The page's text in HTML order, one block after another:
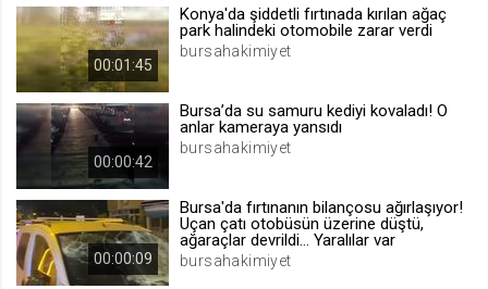
.web.tv
Oturum doğrulama verisi
channelCategories
.web.tv
1 yıl
00:01:45
Konya'da şiddetli fırtınada kırılan ağaç
park halindeki otomobile zarar verdi
bursahakimiyet
00:00:42
Bursa’da su samuru kediyi kovaladı! O
anlar kameraya yansıdı
bursahakimiyet
00:00:09
Bursa'da fırtınanın bilançosu ağırlaşıyor!
Uçan çatı otobüsün üzerine düştü,
ağaraçlar devrildi... Yaralılar var
bursahakimiyet